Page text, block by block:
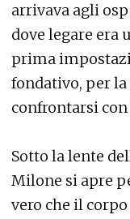
arrivava agli
dove legare era
prima
fondativo, per la
confrontarsi
Sotto la lente
Milone si apre
vero che il